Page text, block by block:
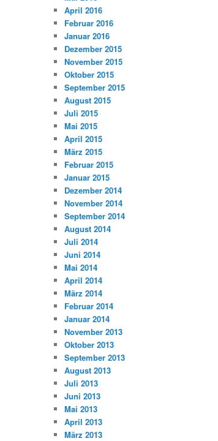
April 2016
Februar 2016
Januar 2016
Dezember 2015
November 2015
Oktober 2015
September 2015
August 2015
Juli 2015
Mai 2015
April 2015
März 2015
Februar 2015
Januar 2015
Dezember 2014
November 2014
September 2014
August 2014
Juli 2014
Juni 2014
Mai 2014
April 2014
März 2014
Februar 2014
Januar 2014
November 2013
Oktober 2013
September 2013
August 2013
Juli 2013
Juni 2013
Mai 2013
April 2013
März 2013